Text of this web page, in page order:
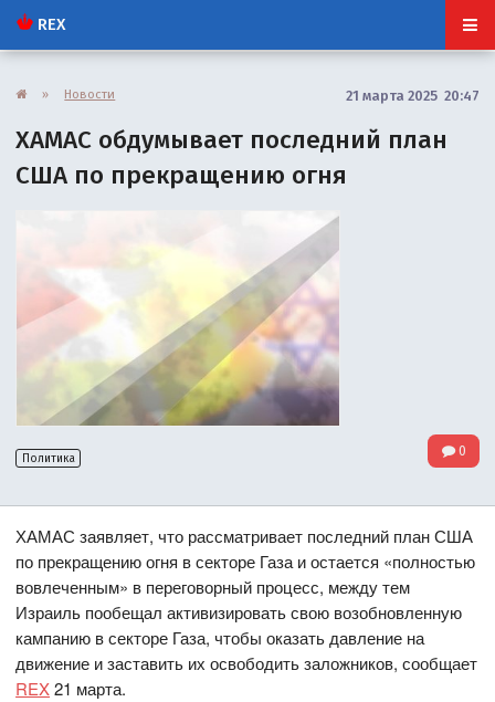
REX
» Новости 21 марта 2025 20:47
ХАМАС обдумывает последний план
США по прекращению огня
Политика 0
ХАМАС заявляет, что рассматривает последний план США
по прекращению огня в секторе Газа и остается «полностью
вовлеченным» в переговорный процесс, между тем
Израиль пообещал активизировать свою возобновленную
кампанию в секторе Газа, чтобы оказать давление на
движение и заставить их освободить заложников, сообщает
REX21 марта.